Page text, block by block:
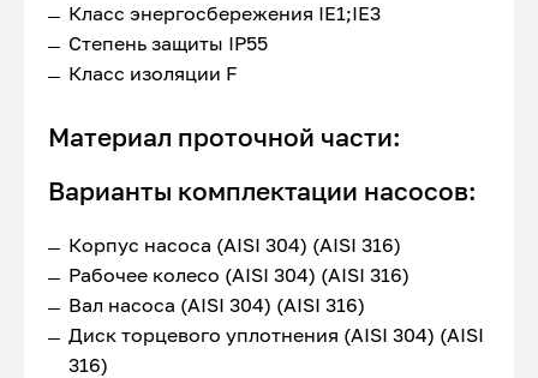
Класс энергосбережения IE1;IE3
Степень защиты IP55
Класс изоляции F
Материал проточной части:
Варианты комплектации насосов:
Корпус насоса (AISI 304) (AISI 316)
Рабочее колесо (AISI 304) (AISI 316)
Вал насоса (AISI 304) (AISI 316)
Диск торцевого уплотнения (AISI 304) (AISI
316)